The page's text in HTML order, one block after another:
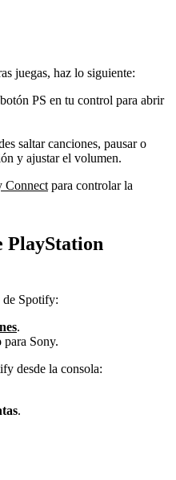
juegas, haz lo siguiente:
PS en tu control para abrir
saltar canciones, pausar o
y ajustar el volumen.
Connect para controlar la
PlayStation
de Spotify:
.
para Sony.
desde la consola:
.